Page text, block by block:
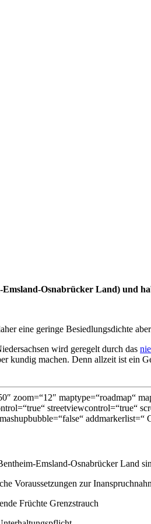
Osnabrücker Land) und
eine geringe Besiedlungsdichte
wird geregelt durch das
kundig machen. Denn allzeit ist ein
zoom=“12″ maptype=“roadmap“
streetviewcontrol=“true“
Emsland-Osnabrücker Land
Voraussetzungen zur
Früchte Grenzstrauch